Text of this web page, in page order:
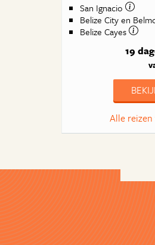
San Ignacio
Belize City en
Belize Cayes
19
Alle